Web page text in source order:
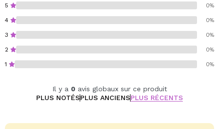
résistance des cheveux.
Nourrit en profondeur pour une sensation douce et
soyeuse.
Redonne de la brillance naturelle à tous les types
Facilite le démêlage et améliore l'apparence des
5 0%
4 0%
3 0%
2 0%
1 0%
Il y a 0avis globaux sur ce produit
PLUS NOTÉSPLUS ANCIENSPLUS RÉCENTS